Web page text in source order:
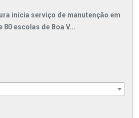
inicia serviço de manutenção em
80 escolas de Boa V...